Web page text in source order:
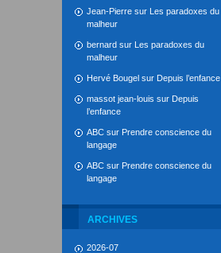
Jean-Pierre sur Les paradoxes du
malheur
bernard sur Les paradoxes du
malheur
Hervé Bougel sur Depuis l’enfance
massot jean-louis sur Depuis
l’enfance
ABC sur Prendre conscience du
langage
ABC sur Prendre conscience du
langage
ARCHIVES
2026-07